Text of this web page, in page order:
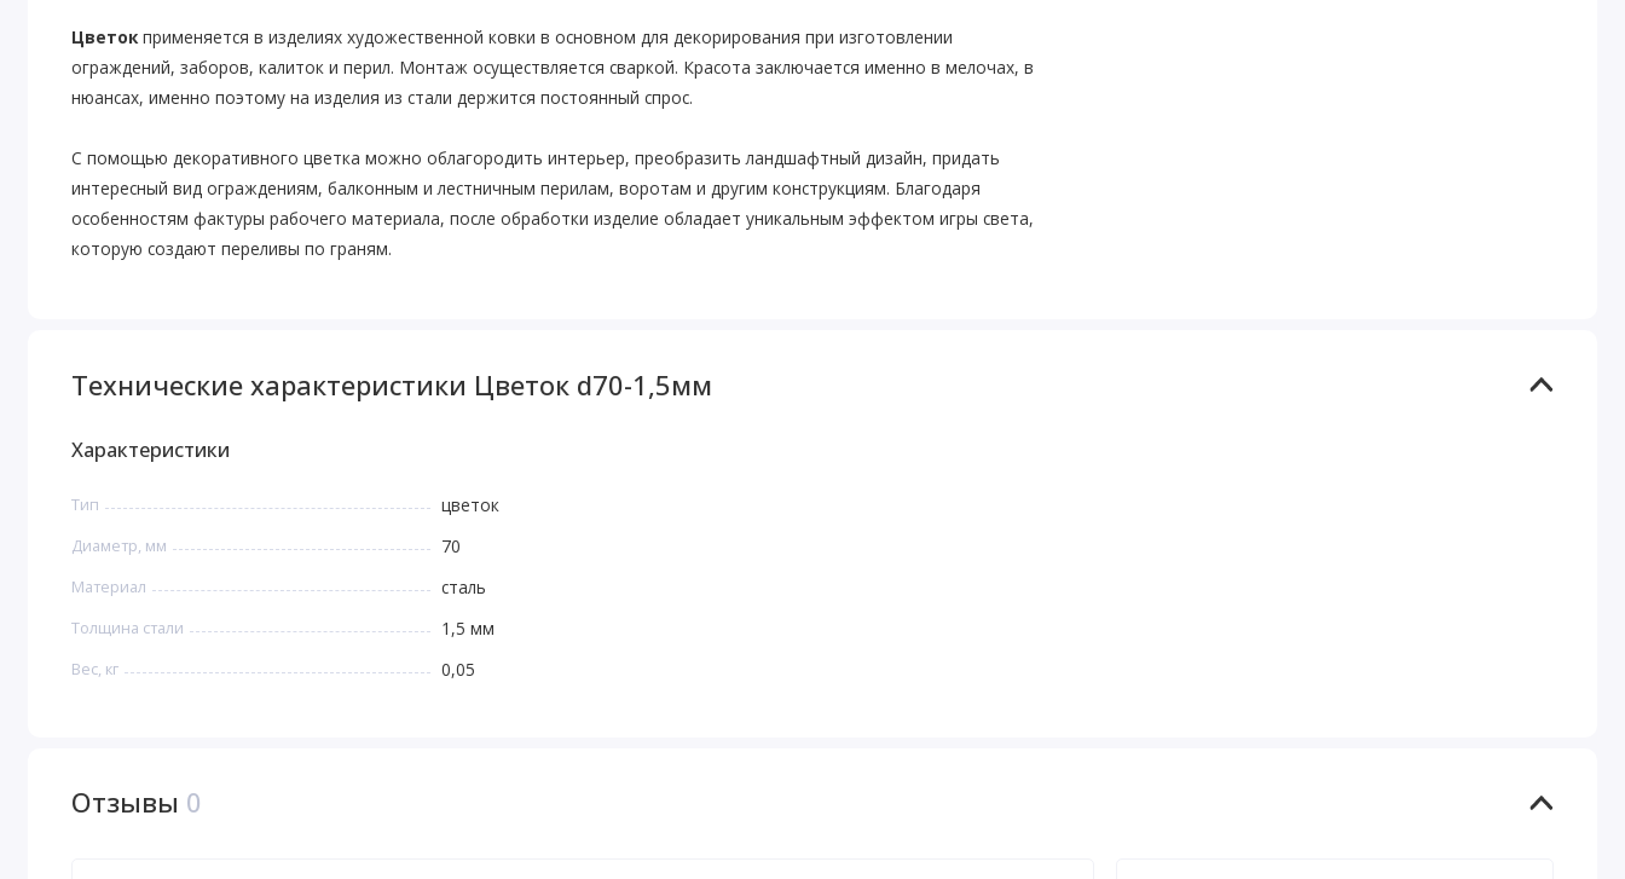
Цветокприменяется в изделиях художественной ковки в основном для декорирования при изготовлении
ограждений, заборов, калиток и перил. Монтаж осуществляется сваркой. Красота заключается именно в мелочах, в
нюансах, именно поэтому на изделия из стали держится постоянный спрос.
С помощью декоративного цветка можно облагородить интерьер, преобразить ландшафтный дизайн, придать
интересный вид ограждениям, балконным и лестничным перилам, воротам и другим конструкциям. Благодаря
особенностям фактуры рабочего материала, после обработки изделие обладает уникальным эффектом игры света,
которую создают переливы по граням.
Технические характеристики Цветок d70-1,5мм
Характеристики
Тип цветок
Диаметр, мм 70
Материал сталь
Толщина стали 1,5 мм
Вес, кг 0,05
Отзывы 0